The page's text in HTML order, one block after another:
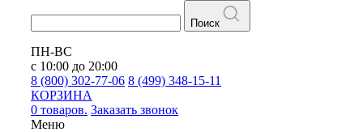
Поиск
ПН-ВС
с 10:00 до 20:00
8 (800) 302-77-06 8 (499) 348-15-11
КОРЗИНА
0 товаров. Заказать звонок
Меню